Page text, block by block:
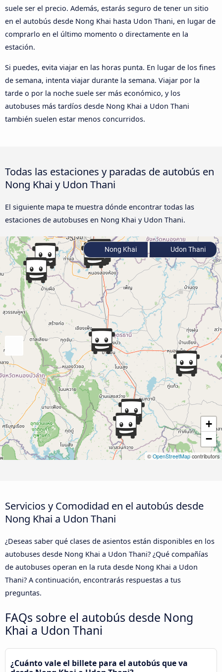
suele ser el precio. Además, estarás seguro de tener un sitio
en el autobús desde Nong Khai hasta Udon Thani, en lugar de
comprarlo en el último momento o directamente en la
estación.
Si puedes, evita viajar en las horas punta. En lugar de los fines
de semana, intenta viajar durante la semana. Viajar por la
tarde o por la noche suele ser más económico, y los
autobuses más tardíos desde Nong Khai a Udon Thani
también suelen estar menos concurridos.
Todas las estaciones y paradas de autobús en
Nong Khai y Udon Thani
El siguiente mapa te muestra dónde encontrar todas las
estaciones de autobuses en Nong Khai y Udon Thani.
+
−
© OpenStreetMap contributors
Nong Khai Udon Thani
Servicios y Comodidad en el autobús desde
Nong Khai a Udon Thani
¿Deseas saber qué clases de asientos están disponibles en los
autobuses desde Nong Khai a Udon Thani? ¿Qué compañías
de autobuses operan en la ruta desde Nong Khai a Udon
Thani? A continuación, encontrarás respuestas a tus
preguntas.
FAQs sobre el autobús desde Nong
Khai a Udon Thani
¿Cuánto vale el billete para el autobús que va